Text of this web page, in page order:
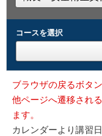
コースを選択
ブラウザの戻るボタ
他ページへ遷移され
ます。
カレンダーより講習